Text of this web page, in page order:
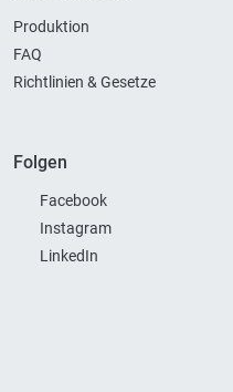
Produktion
FAQ
Richtlinien & Gesetze
Folgen
Facebook
Instagram
LinkedIn